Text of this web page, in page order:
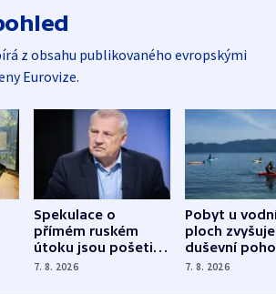
z obsahu publikovaného evropskými
Eurovize.
Spekulace o
přímém ruském
útoku jsou pošetilé,
míní estonský
7. 8. 2026
Pobyt u
ploch zvyšuje
duševní
ukázala
7. 8. 2026